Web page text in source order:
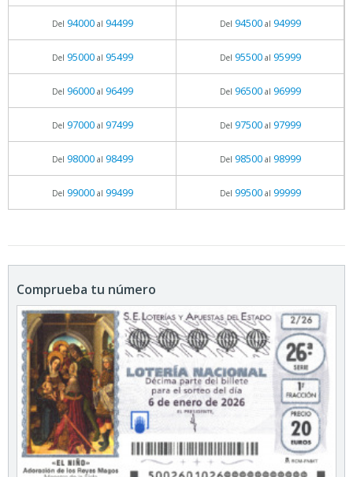
Del 94000al 94499 Del 94500al 94999
Del 95000al 95499 Del 95500al 95999
Del 96000al 96499 Del 96500al 96999
Del 97000al 97499 Del 97500al 97999
Del 98000al 98499 Del 98500al 98999
Del 99000al 99499 Del 99500al 99999
Comprueba tu número